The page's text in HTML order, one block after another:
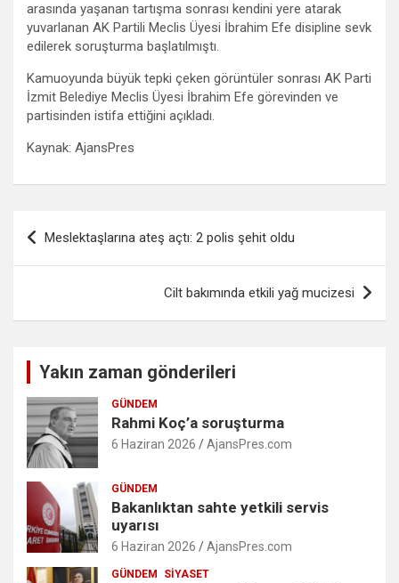
arasında yaşanan tartışma sonrası kendini yere atarak
yuvarlanan AK Partili Meclis Üyesi İbrahim Efe disipline sevk
edilerek soruşturma başlatılmıştı.
Kamuoyunda büyük tepki çeken görüntüler sonrası AK Parti
İzmit Belediye Meclis Üyesi İbrahim Efe görevinden ve
partisinden istifa ettiğini açıkladı.
Kaynak: AjansPres
Yazı
gezinmesi
Meslektaşlarına ateş açtı: 2 polis şehit oldu
Cilt bakımında etkili yağ mucizesi
Yakın zaman gönderileri
GÜNDEM
Rahmi Koç’a soruşturma
6 Haziran 2026 AjansPres.com
GÜNDEM
Bakanlıktan sahte yetkili servis
uyarısı
6 Haziran 2026 AjansPres.com
GÜNDEM SIYASET